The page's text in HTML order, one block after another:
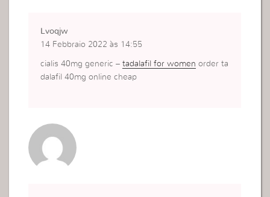
Lvoqjw
14 Febbraio 2022 às 14:55
cialis 40mg generic –tadalafil for women order ta
dalafil 40mg online cheap